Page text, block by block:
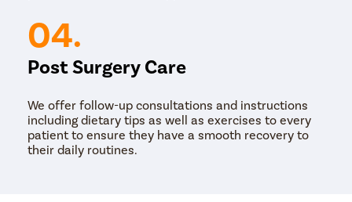
04.
Post Surgery Care
We offer follow-up consultations and instructions
including dietary tips as well as exercises to every
patient to ensure they have a smooth recovery to
their daily routines.